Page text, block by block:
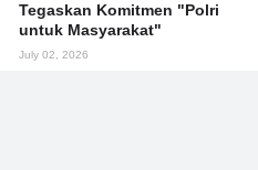
Tegaskan Komitmen "Polri
untuk Masyarakat"
July 02, 2026